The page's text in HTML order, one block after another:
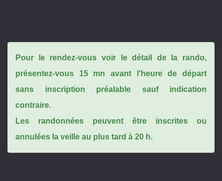
Pour le rendez-vous voir le détail de la rando,
présentez-vous 15 mn avant l'heure de départ
sans inscription préalable sauf indication
contraire.
Les randonnées peuvent être inscrites ou
annulées la veille au plus tard à 20 h.